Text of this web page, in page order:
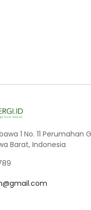
1 No. 11 Perumahan
Barat, Indonesia